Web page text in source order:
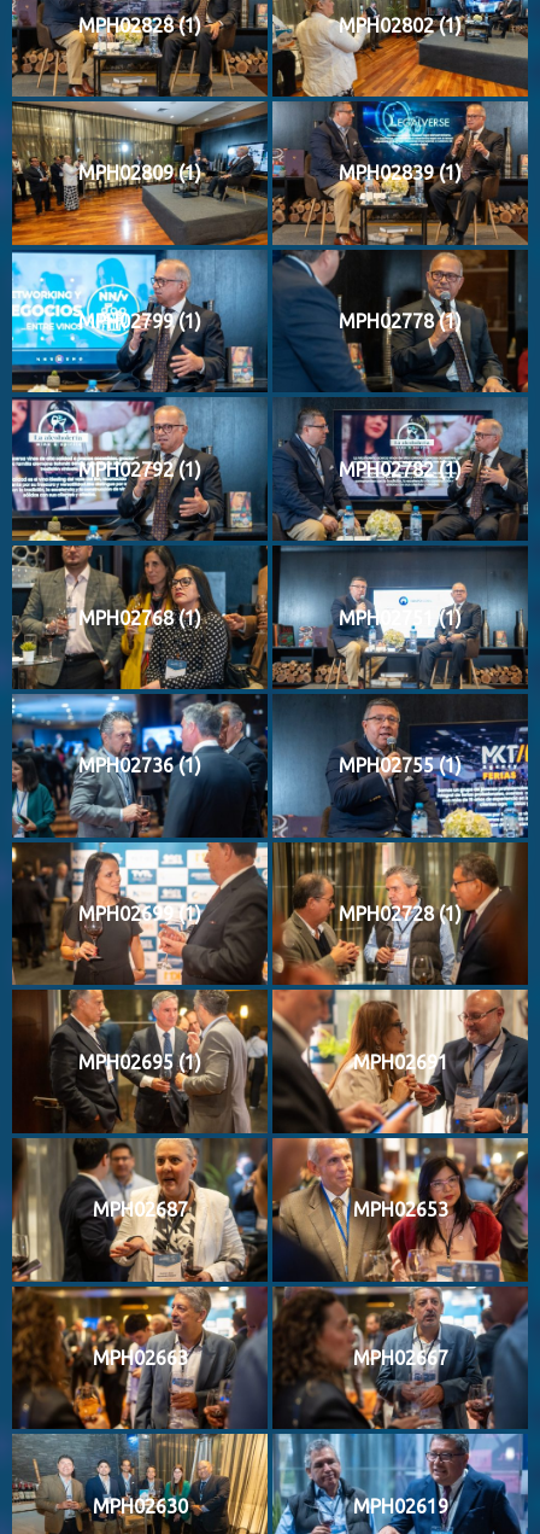
MPH02828 (1) MPH02802 (1)
MPH02809 (1) MPH02839 (1)
MPH02799 (1) MPH02778 (1)
MPH02792 (1) MPH02782 (1)
MPH02768 (1) MPH02751 (1)
MPH02736 (1) MPH02755 (1)
MPH02699 (1) MPH02728 (1)
MPH02695 (1) MPH02691
MPH02687 MPH02653
MPH02663 MPH02667
MPH02630 MPH02619